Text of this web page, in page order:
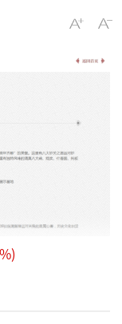
河文化”之